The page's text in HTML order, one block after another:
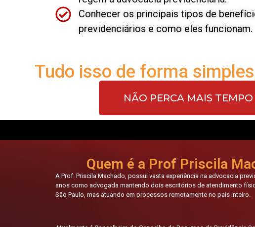
Conhecer os principais tipos de
previdenciários e como eles funcionam.
Tudo isso de forma
NÃO PERCA MAIS
Quem é a Prof Priscila
A Prof. Priscila Machado, possui vasta experiência na advocacia
anos como advogada mantendo dois escritórios de atendimento
São Paulo, mas atuando em processos remotamente no país inteiro.